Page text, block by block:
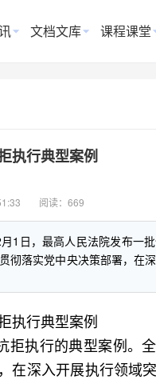
文档文库 课程课堂
执行典型案例
阅读：669
日，最高人民法院发布一批
彻落实党中央决策部署，在
执行典型案例
执行的典型案例。
在深入开展执行领域